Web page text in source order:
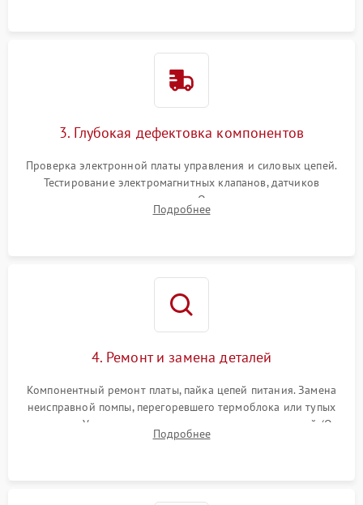
3. Глубокая дефектовка компонентов
Проверка электронной платы управления и силовых цепей.
Тестирование электромагнитных клапанов, датчиков
температуры и расходомера. Оценка степени износа
жерновов кофемолки, уплотнительных колец гидросистемы
Подробнее
4. Ремонт и замена деталей
Компонентный ремонт платы, пайка цепей питания. Замена
неисправной помпы, перегоревшего термоблока или тупых
жерновов. Установка новых силиконовых уплотнителей (O-
ring) и тефлоновых трубок для надежного устранения
Подробнее